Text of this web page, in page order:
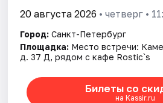
20 августа 2026 • четверг •
Город: Санкт-Петербург
Площадка: Место встречи:
д. 37 Д, рядом с кафе Rostic`s
Билеты со
на Kassir.ru